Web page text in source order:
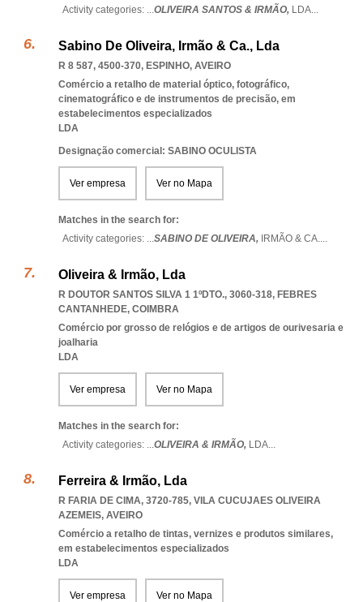
Activity categories: ...OLIVEIRA SANTOS & IRMÃO, LDA...
Sabino De Oliveira, Irmão & Ca., Lda
R 8 587, 4500-370, ESPINHO, AVEIRO
Comércio a retalho de material óptico, fotográfico,
cinematográfico e de instrumentos de precisão, em
estabelecimentos especializados
LDA
Designação comercial: SABINO OCULISTA
Ver empresa Ver no Mapa
Matches in the search for:
Activity categories: ...SABINO DE OLIVEIRA, IRMÃO & CA....
Oliveira & Irmão, Lda
R DOUTOR SANTOS SILVA 1 1ºDTO., 3060-318, FEBRES
CANTANHEDE, COIMBRA
Comércio por grosso de relógios e de artigos de ourivesaria e
joalharia
LDA
Ver empresa Ver no Mapa
Matches in the search for:
Activity categories: ...OLIVEIRA & IRMÃO, LDA...
Ferreira & Irmão, Lda
R FARIA DE CIMA, 3720-785, VILA CUCUJAES OLIVEIRA
AZEMEIS, AVEIRO
Comércio a retalho de tintas, vernizes e produtos similares,
em estabelecimentos especializados
LDA
Ver empresa Ver no Mapa